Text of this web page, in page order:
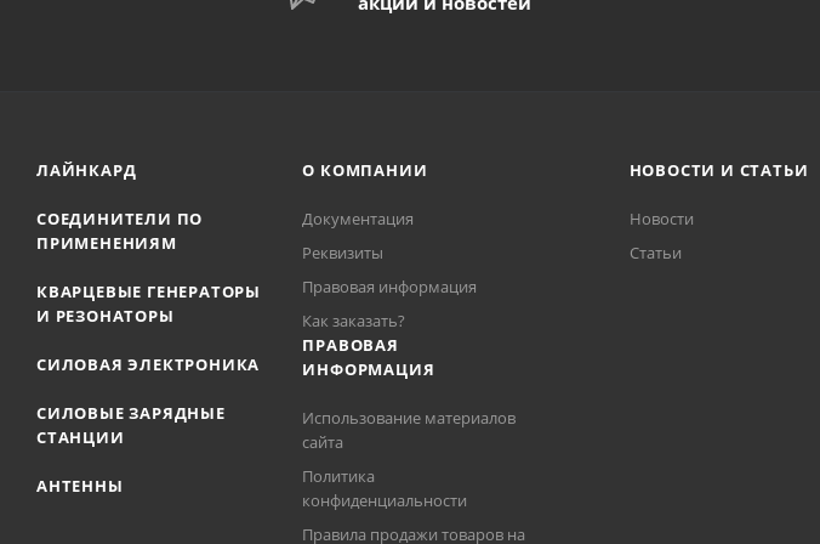
ЛАЙНКАРД
СОЕДИНИТЕЛИ ПО
ПРИМЕНЕНИЯМ
КВАРЦЕВЫЕ ГЕНЕРАТОРЫ
И РЕЗОНАТОРЫ
СИЛОВАЯ ЭЛЕКТРОНИКА
СИЛОВЫЕ ЗАРЯДНЫЕ
СТАНЦИИ
АНТЕННЫ
О КОМПАНИИ
Документация
Реквизиты
Правовая информация
Как заказать?
ПРАВОВАЯ
ИНФОРМАЦИЯ
Использование материалов
сайта
Политика
конфиденциальности
Правила продажи товаров на
НОВОСТИ И СТАТЬИ
Новости
Статьи